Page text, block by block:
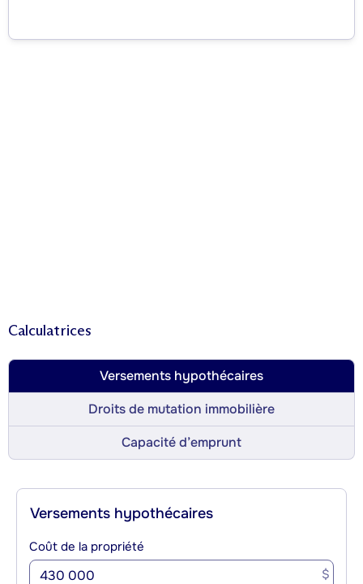
Calculatrices
Versements hypothécaires
Droits de mutation immobilière
Capacité d’emprunt
Versements hypothécaires
Coût de la propriété
$